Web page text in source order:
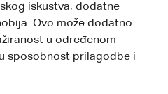
iskustva, dodatne
Ovo može dodatno
u određenom
sposobnost prilagodbe i